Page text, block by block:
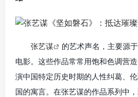
张艺谋
的艺术声名，主要源
电影。这些作品常常用饱和色调营
演中国特定历史时期的人性纠葛、
国的寓言。在张艺谋的作品系列中